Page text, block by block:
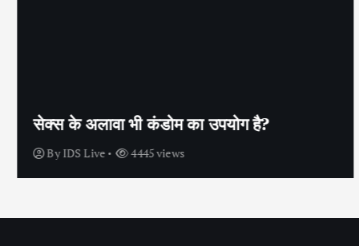
सेक्स के अलावा भी कंडोम का उपयोग है?
ByIDS Live 4445 views